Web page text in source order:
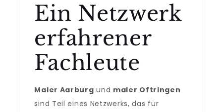
Ein Netzwerk
erfahrener
Fachleute
Maler Aarburg und maler Oftringen
sind Teil eines Netzwerks, das für